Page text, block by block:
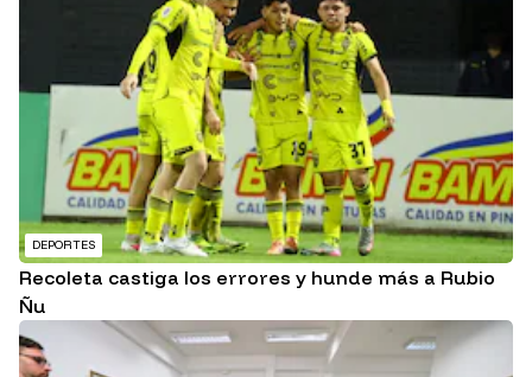
DEPORTES
Recoleta castiga los errores y hunde más a Rubio
Ñu